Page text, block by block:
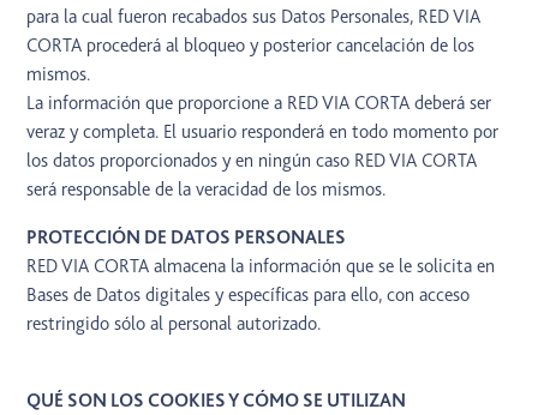
para la cual fueron recabados sus Datos Personales, RED VIA
CORTA procederá al bloqueo y posterior cancelación de los
mismos.
La información que proporcione a RED VIA CORTA deberá ser
veraz y completa. El usuario responderá en todo momento por
los datos proporcionados y en ningún caso RED VIA CORTA
será responsable de la veracidad de los mismos.
PROTECCIÓN DE DATOS PERSONALES
RED VIA CORTA almacena la información que se le solicita en
Bases de Datos digitales y específicas para ello, con acceso
restringido sólo al personal autorizado.
QUÉ SON LOS COOKIES Y CÓMO SE UTILIZAN